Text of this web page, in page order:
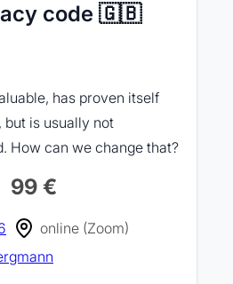
code 🇬🇧
has proven itself
is usually not
How can we change that?
99 €
online (Zoom)